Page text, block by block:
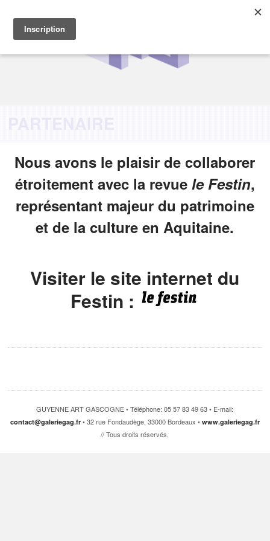
PARTENAIRE
Nous avons le plaisir de collaborer
étroitement avec la revue le Festin,
représentant majeur du patrimoine
et de la culture en Aquitaine.
Visiter le site internet du
Festin :
GUYENNE ART GASCOGNE • Téléphone: 05 57 83 49 63 • E-mail:
contact@galeriegag.fr• 32 rue Fondaudège, 33000 Bordeaux • www.galeriegag.fr
// Tous droits réservés.